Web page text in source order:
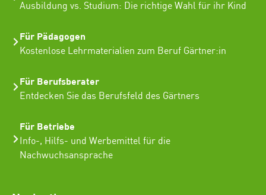
Ausbildung vs. Studium: Die richtige Wahl für ihr Kind
Für Pädagogen
Kostenlose Lehrmaterialien zum Beruf Gärtner:in
Für Berufsberater
Entdecken Sie das Berufsfeld des Gärtners
Für Betriebe
Info-, Hilfs- und Werbemittel für die
Nachwuchsansprache